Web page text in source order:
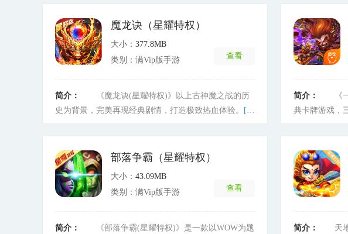
魔龙诀（星耀特权）
大小： 377.8MB
类别：满Vip版手游
查看
简介：
《魔龙诀(星耀特权)》以上古神魔之战的历
史为背景，完美再现经典剧情，打造极致热血体验。
[详
简介：
《一
典卡牌游戏，
部落争霸（星耀特权）
大小： 43.09MB
类别：满Vip版手游
查看
简介：
《部落争霸(星耀特权)》是一款以WOW为题
简介：
天地